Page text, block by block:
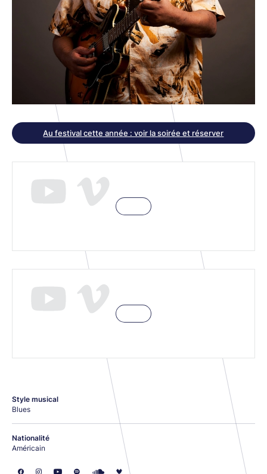
Style musical
Blues
Nationalité
Américain
Au festival cette année : voir la soirée et réserver